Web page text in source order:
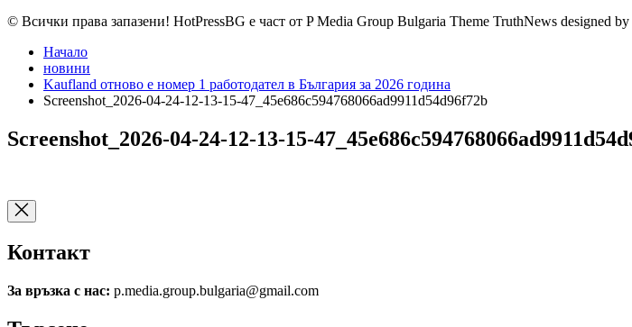
© Всички права запазени! HotPressBG е част от P Media Group Bulgaria Theme TruthNews designed by
Начало
новини
Kaufland отново е номер 1 работодател в България за 2026 година
Screenshot_2026-04-24-12-13-15-47_45e686c594768066ad9911d54d96f72b
Screenshot_2026-04-24-12-13-15-
Контакт
За връзка с нас: p.media.group.bulgaria@gmail.com